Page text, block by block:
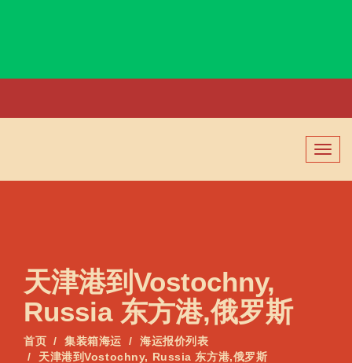
切
换
导
天津港到Vostochny,
Russia 东方港,俄罗斯
首页 集装箱海运
海运报价列表
天津港到Vostochny, Russia 东方港,俄罗斯